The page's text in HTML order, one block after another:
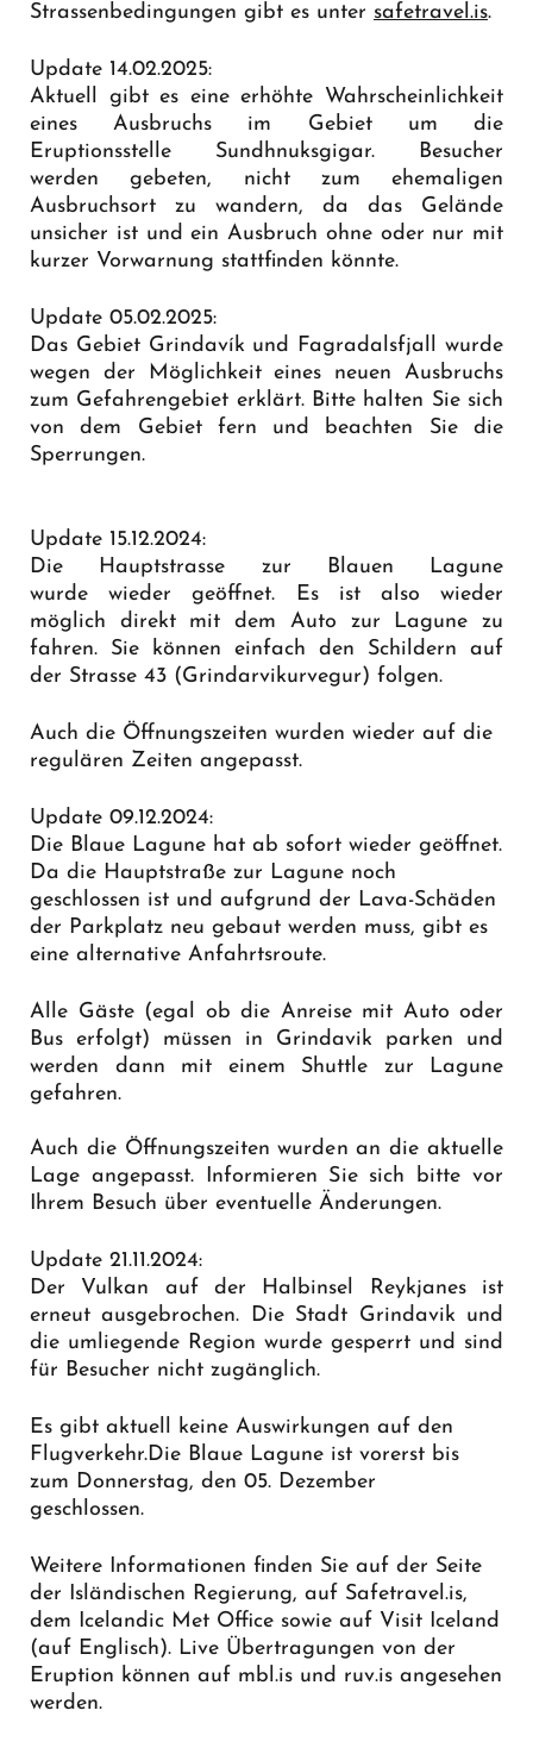
Strassenbedingungen gibt es unter safetravel.is.
Update 14.02.2025:
Aktuell gibt es eine erhöhte Wahrscheinlichkeit
eines Ausbruchs im Gebiet um die
Eruptionsstelle Sundhnuksgigar. Besucher
werden gebeten, nicht zum ehemaligen
Ausbruchsort zu wandern, da das Gelände
unsicher ist und ein Ausbruch ohne oder nur mit
kurzer Vorwarnung stattfinden könnte.
Update 05.02.2025:
Das Gebiet Grindavík und Fagradalsfjall wurde
wegen der Möglichkeit eines neuen Ausbruchs
zum Gefahrengebiet erklärt. Bitte halten Sie sich
von dem Gebiet fern und beachten Sie die
Sperrungen.
Update 15.12.2024:
Die Hauptstrasse zur Blauen Lagune
wurde wieder geöffnet. Es ist also wieder
möglich direkt mit dem Auto zur Lagune zu
fahren. Sie können einfach den Schildern auf
der Strasse 43 (Grindarvikurvegur) folgen.
Auch die Öffnungszeiten wurden wieder auf die
regulären Zeiten angepasst.
Update 09.12.2024:
Die Blaue Lagune hat ab sofort wieder geöffnet.
Da die Hauptstraße zur Lagune noch
geschlossen ist und aufgrund der Lava-Schäden
der Parkplatz neu gebaut werden muss, gibt es
eine alternative Anfahrtsroute.
Alle Gäste (egal ob die Anreise mit Auto oder
Bus erfolgt) müssen in Grindavik parken und
werden dann mit einem Shuttle zur Lagune
gefahren.
Auch die Öffnungszeiten wurden an die aktuelle
Lage angepasst. Informieren Sie sich bitte vor
Ihrem Besuch über eventuelle Änderungen.
Update 21.11.2024:
Der Vulkan auf der Halbinsel Reykjanes ist
erneut ausgebrochen. Die Stadt Grindavik und
die umliegende Region wurde gesperrt und sind
für Besucher nicht zugänglich.
Es gibt aktuell keine Auswirkungen auf den
Flugverkehr.Die Blaue Lagune ist vorerst bis
zum Donnerstag, den 05. Dezember
geschlossen.
Weitere Informationen finden Sie auf der Seite
der Isländischen Regierung, auf Safetravel.is,
dem Icelandic Met Office sowie auf Visit Iceland
(auf Englisch). Live Übertragungen von der
Eruption können auf mbl.is und ruv.is angesehen
werden.